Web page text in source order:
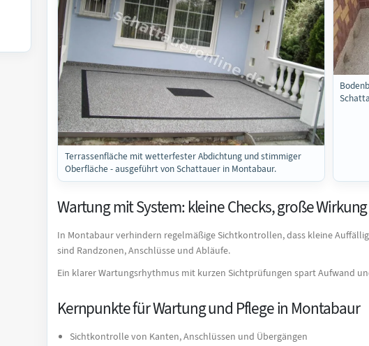
Terrassenfläche mit wetterfester Abdichtung und stimmiger
Oberfläche - ausgeführt von Schattauer in Montabaur.
Wartung mit System: kleine Checks, große Wirkung
In Montabaur verhindern regelmäßige Sichtkontrollen, dass kleine
sind Randzonen, Anschlüsse und Abläufe.
Ein klarer Wartungsrhythmus mit kurzen Sichtprüfungen spart Aufwand
Kernpunkte für Wartung und Pflege in Montabaur
Sichtkontrolle von Kanten, Anschlüssen und Übergängen